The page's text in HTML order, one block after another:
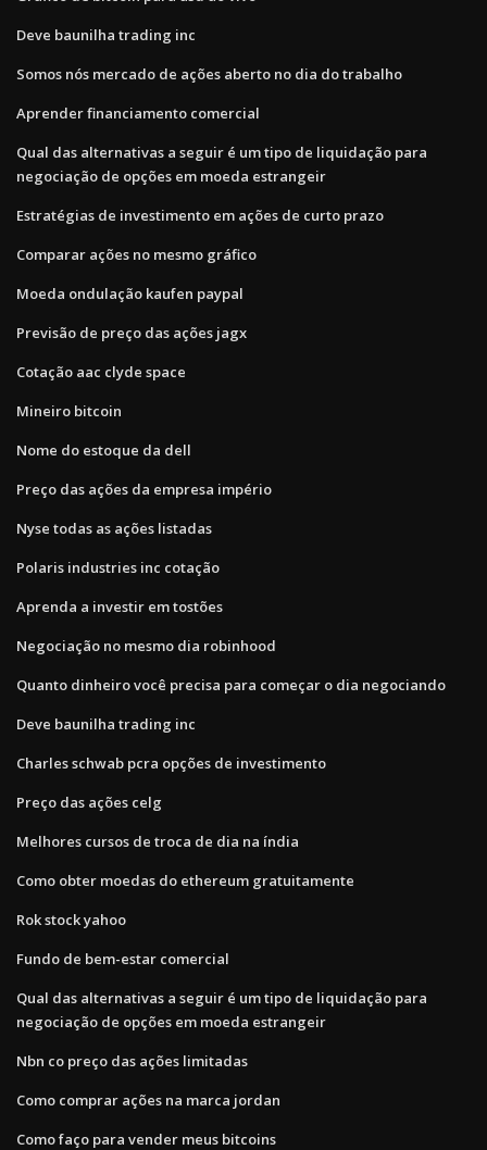
Deve baunilha trading inc
Somos nós mercado de ações aberto no dia do trabalho
Aprender financiamento comercial
Qual das alternativas a seguir é um tipo de liquidação para
negociação de opções em moeda estrangeir
Estratégias de investimento em ações de curto prazo
Comparar ações no mesmo gráfico
Moeda ondulação kaufen paypal
Previsão de preço das ações jagx
Cotação aac clyde space
Mineiro bitcoin
Nome do estoque da dell
Preço das ações da empresa império
Nyse todas as ações listadas
Polaris industries inc cotação
Aprenda a investir em tostões
Negociação no mesmo dia robinhood
Quanto dinheiro você precisa para começar o dia negociando
Deve baunilha trading inc
Charles schwab pcra opções de investimento
Preço das ações celg
Melhores cursos de troca de dia na índia
Como obter moedas do ethereum gratuitamente
Rok stock yahoo
Fundo de bem-estar comercial
Qual das alternativas a seguir é um tipo de liquidação para
negociação de opções em moeda estrangeir
Nbn co preço das ações limitadas
Como comprar ações na marca jordan
Como faço para vender meus bitcoins